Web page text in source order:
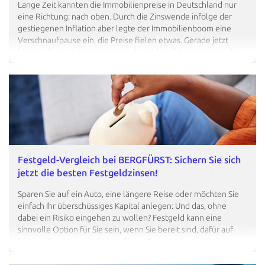
Lange Zeit kannten die Immobilienpreise in Deutschland nur
eine Richtung: nach oben. Durch die Zinswende infolge der
gestiegenen Inflation aber legte der Immobilienboom eine
Verschnaufpause ein, die Preise fielen etwas. Gerade jetzt
anleger. Wir erklären, was Sie dabei beachten sollten. Sie
möchten die besten Renditeobjekten identifizieren? Hier
entlang! Wie funktionieren Immobilien als Kapitalanlage? Mehr
erfahren! Im folgenden Beitrag geht es um Immobilien als
Kapitalanlage – nicht um den Kauf einer Immobilie als
Eigenheim. Letzterer ist meist von emotionalen und
persönlichen Faktoren…
Festgeld-Vergleich bei BERGFÜRST: Sichern Sie sich
jetzt die besten Festgeldzinsen!
Sparen Sie auf ein Auto, eine längere Reise oder möchten Sie
einfach Ihr überschüssiges Kapital anlegen: Und das, ohne
dabei ein Risiko eingehen zu wollen? Festgeld kann eine
sinnvolle Option für Sie sein, wenn Sie bereit sind, dafür auf